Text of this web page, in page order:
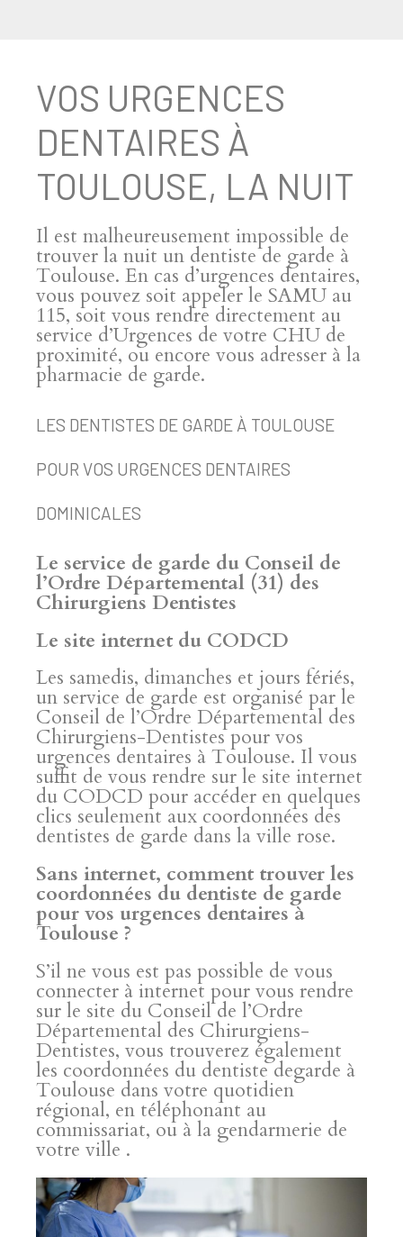
VOS URGENCES
DENTAIRES À
TOULOUSE, LA NUIT
Il est malheureusement impossible de
trouver la nuit un dentiste de garde à
Toulouse. En cas d’urgences dentaires,
vous pouvez soit appeler le SAMU au
115, soit vous rendre directement au
service d’Urgences de votre CHU de
proximité, ou encore vous adresser à la
pharmacie de garde.
LES DENTISTES DE GARDE À TOULOUSE
POUR VOS URGENCES DENTAIRES
DOMINICALES
Le service de garde du Conseil de
l’Ordre Départemental (31) des
Chirurgiens Dentistes
Le site internet du CODCD
Les samedis, dimanches et jours fériés,
un service de garde est organisé par le
Conseil de l’Ordre Départemental des
Chirurgiens-Dentistes pour vos
urgences dentaires à Toulouse. Il vous
suffit de vous rendre sur le site internet
du CODCD pour accéder en quelques
clics seulement aux coordonnées des
dentistes de garde dans la ville rose.
Sans internet, comment trouver les
coordonnées du dentiste de garde
pour vos urgences dentaires à
Toulouse ?
S’il ne vous est pas possible de vous
connecter à internet pour vous rendre
sur le site du Conseil de l’Ordre
Départemental des Chirurgiens-
Dentistes, vous trouverez également
les coordonnées du dentiste degarde à
Toulouse dans votre quotidien
régional, en téléphonant au
commissariat, ou à la gendarmerie de
votre ville .